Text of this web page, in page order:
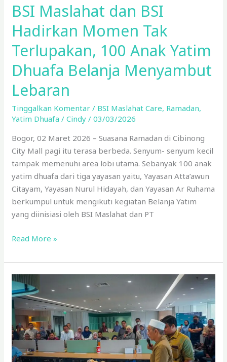
BSI Maslahat dan BSI
Hadirkan Momen Tak
Terlupakan, 100 Anak Yatim
Dhuafa Belanja Menyambut
Lebaran
Tinggalkan Komentar / BSI Maslahat Care, Ramadan,
Yatim Dhuafa /Cindy/03/03/2026
Bogor, 02 Maret 2026 – Suasana Ramadan di Cibinong
City Mall pagi itu terasa berbeda. Senyum- senyum kecil
tampak memenuhi area lobi utama. Sebanyak 100 anak
yatim dhuafa dari tiga yayasan yaitu, Yayasan Atta’awun
Citayam, Yayasan Nurul Hidayah, dan Yayasan Ar Ruhama
berkumpul untuk mengikuti kegiatan Belanja Yatim
yang diinisiasi oleh BSI Maslahat dan PT
Belanja
Menyambut
Lebaran
Read More »
BSI
Maslahat
Gelar
Pelatihan
Pemulasaran
Jenazah
Untuk